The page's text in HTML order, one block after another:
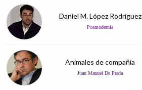
Daniel M. López Rodríguez
Posmodernia
Animales de compañía
Juan Manuel De Prada